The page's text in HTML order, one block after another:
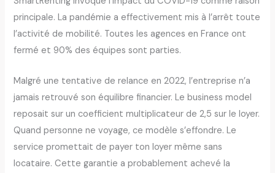
principale. La pandémie a effectivement mis à l’arrêt toute
l’activité de mobilité. Toutes les agences en France ont
fermé et 90% des équipes sont parties.
Malgré une tentative de relance en 2022, l’entreprise n’a
jamais retrouvé son équilibre financier. Le business model
reposait sur un coefficient multiplicateur de 2,5 sur le loyer.
Quand personne ne voyage, ce modèle s’effondre. Le
service promettait de payer ton loyer même sans
locataire. Cette garantie a probablement achevé la